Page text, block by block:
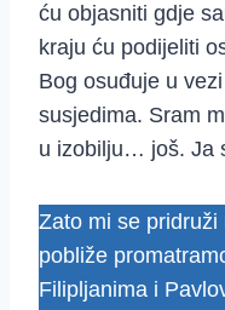
ću objasniti gdje
kraju ću podijeliti
Bog osuđuje u
susjedima. Sram
u izobilju… još. Ja
Zato mi se
pobliže
Filipljanima i